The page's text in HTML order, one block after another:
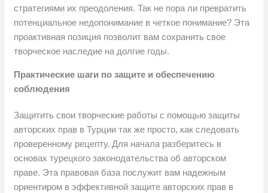
стратегиями их преодоления. Так не пора ли превратить
потенциальное недопонимание в четкое понимание? Эта
проактивная позиция позволит вам сохранить свое
творческое наследие на долгие годы.
Практические шаги по защите и обеспечению
соблюдения
Защитить свои творческие работы с помощью защиты
авторских прав в Турции так же просто, как следовать
проверенному рецепту. Для начала разберитесь в
основах турецкого законодательства об авторском
праве. Эта правовая база послужит вам надежным
ориентиром в эффективной защите авторских прав в